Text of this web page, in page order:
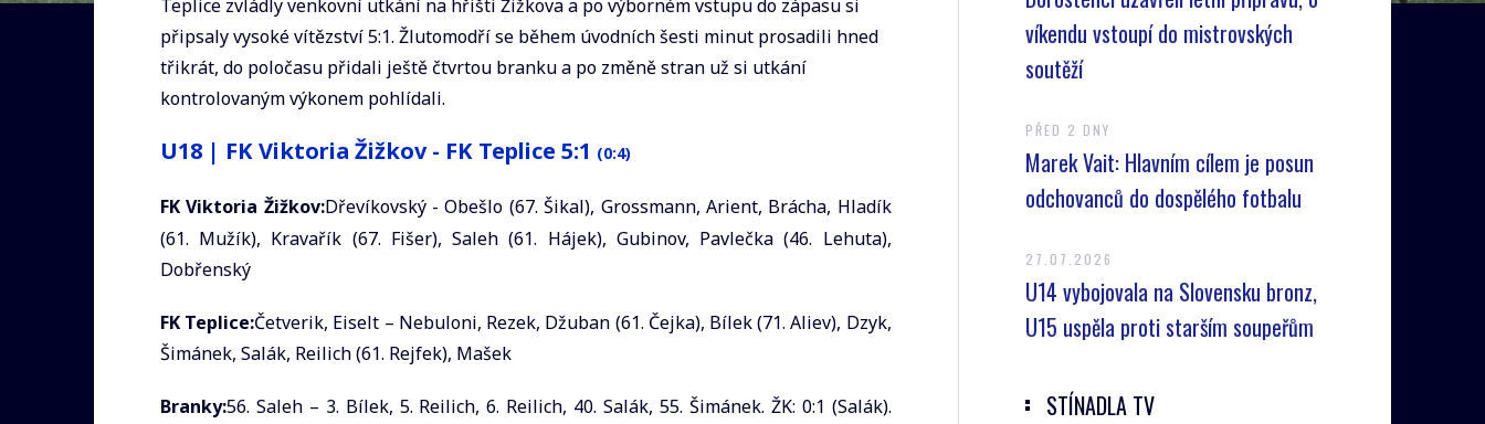
Teplice zvládly venkovní utkání na hřišti Žižkova a po výborném vstupu do zápasu si
připsaly vysoké vítězství 5:1. Žlutomodří se během úvodních šesti minut prosadili hned
třikrát, do poločasu přidali ještě čtvrtou branku a po změně stran už si utkání
kontrolovaným výkonem pohlídali.
U18 | FK Viktoria Žižkov - FK Teplice 5:1 (0:4)
FK Viktoria Žižkov:Dřevíkovský - Obešlo (67. Šikal), Grossmann, Arient, Brácha, Hladík
(61. Mužík), Kravařík (67. Fišer), Saleh (61. Hájek), Gubinov, Pavlečka (46. Lehuta),
Dobřenský
FK Teplice:Četverik, Eiselt – Nebuloni, Rezek, Džuban (61. Čejka), Bílek (71. Aliev), Dzyk,
Šimánek, Salák, Reilich (61. Rejfek), Mašek
Branky:56. Saleh – 3. Bílek, 5. Reilich, 6. Reilich, 40. Salák, 55. Šimánek. ŽK: 0:1 (Salák).
víkendu vstoupí do mistrovských
soutěží
PŘED 2 DNY
Marek Vait: Hlavním cílem je posun
odchovanců do dospělého fotbalu
27.07.2026
U14 vybojovala na Slovensku bronz,
U15 uspěla proti starším soupeřům
STÍNADLA TV